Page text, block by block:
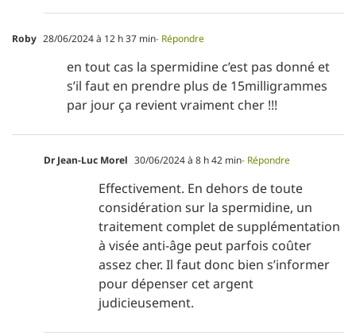
Roby 28/06/2024 à 12 h 37 min- Répondre
en tout cas la spermidine c’est pas donné et
s’il faut en prendre plus de 15milligrammes
par jour ça revient vraiment cher !!!
Dr Jean-Luc Morel 30/06/2024 à 8 h 42 min- Répondre
Effectivement. En dehors de toute
considération sur la spermidine, un
traitement complet de supplémentation
à visée anti-âge peut parfois coûter
assez cher. Il faut donc bien s’informer
pour dépenser cet argent
judicieusement.